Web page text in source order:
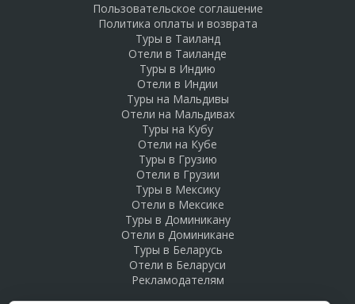
Пользовательское соглашение
Политика оплаты и возврата
Туры в Таиланд
Отели в Таиланде
Туры в Индию
Отели в Индии
Туры на Мальдивы
Отели на Мальдивах
Туры на Кубу
Отели на Кубе
Туры в Грузию
Отели в Грузии
Туры в Мексику
Отели в Мексике
Туры в Доминикану
Отели в Доминикане
Туры в Беларусь
Отели в Беларуси
Рекламодателям